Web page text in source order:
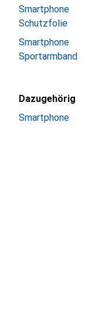
Smartphone
Schutzfolie
Smartphone
Sportarmband
Dazugehörig
Smartphone